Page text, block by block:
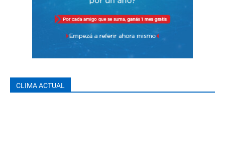
CLIMA ACTUAL